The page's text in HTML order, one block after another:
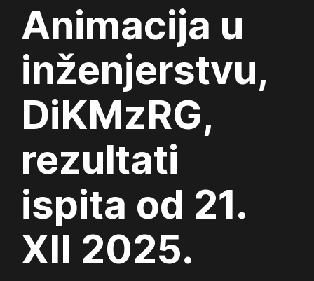
Animacija u
inženjerstvu,
DiKMzRG,
rezultati
ispita od 21.
XII 2025.